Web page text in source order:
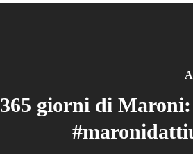
365 giorni di